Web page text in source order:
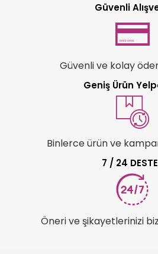
Güvenli
Güvenli ve kolay
Geniş Ürün
Binlerce ürün ve
7 / 24
Öneri ve şikayetlerinizi